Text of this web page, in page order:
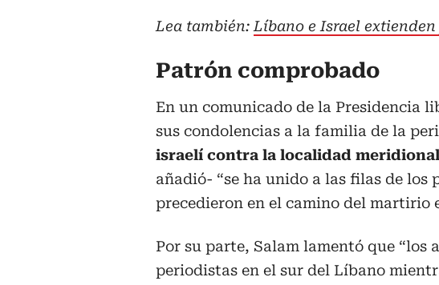
Lea también:Líbano e Israel
Patrón comprobado
En un comunicado de la Presidencia
sus condolencias a la familia de la
israelí contra la localidad
añadió- “se ha unido a las filas de los
precedieron en el camino del martirio
Por su parte, Salam lamentó que “los
periodistas en el sur del Líbano